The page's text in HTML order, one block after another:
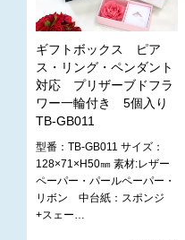
ギフトボックス ピア
ス・リング・ペンダント
対応 プリザーブドフラ
ワー一輪付き 5個入り
TB-GB011
型番：TB-GB011 サイズ：
128×71×H50㎜ 素材:レザー
ペーパー・パールペーパー・
リボン 中台紙：スポンジ
+スェー…